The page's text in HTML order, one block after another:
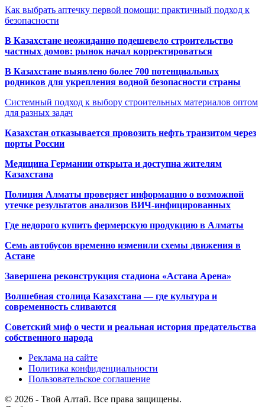
Как выбрать аптечку первой помощи: практичный подход к
безопасности
В Казахстане неожиданно подешевело строительство
частных домов: рынок начал корректироваться
В Казахстане выявлено более 700 потенциальных
родников для укрепления водной безопасности страны
Системный подход к выбору строительных материалов оптом
для разных задач
Казахстан отказывается провозить нефть транзитом через
порты России
Медицина Германии открыта и доступна жителям
Казахстана
Полиция Алматы проверяет информацию о возможной
утечке результатов анализов ВИЧ-инфицированных
Где недорого купить фермерскую продукцию в Алматы
Семь автобусов временно изменили схемы движения в
Астане
Завершена реконструкция стадиона «Астана Арена»
Волшебная столица Казахстана — где культура и
современность сливаются
Советский миф о чести и реальная история предательства
собственного народа
Реклама на сайте
Политика конфиденциальности
Пользовательское соглашение
© 2026 - Твой Алтай. Все права защищены.